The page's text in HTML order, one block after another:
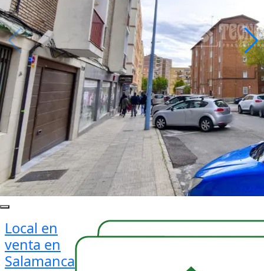
Local en
venta en
Salamanca